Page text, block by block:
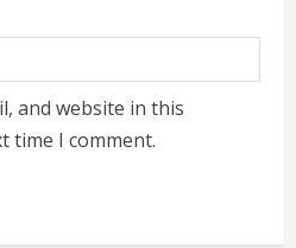
and website in this
time I comment.